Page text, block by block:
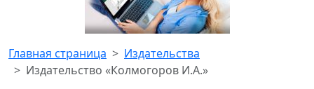
Главная страница
Издательства
Издательство «Колмогоров И.А.»